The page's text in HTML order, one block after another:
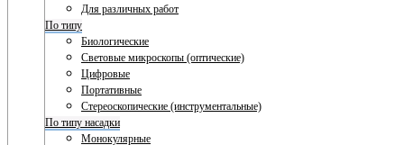
Для различных работ
По типу
Биологические
Световые микроскопы (оптические)
Цифровые
Портативные
Стереоскопические (инструментальные)
По типу насадки
Монокулярные